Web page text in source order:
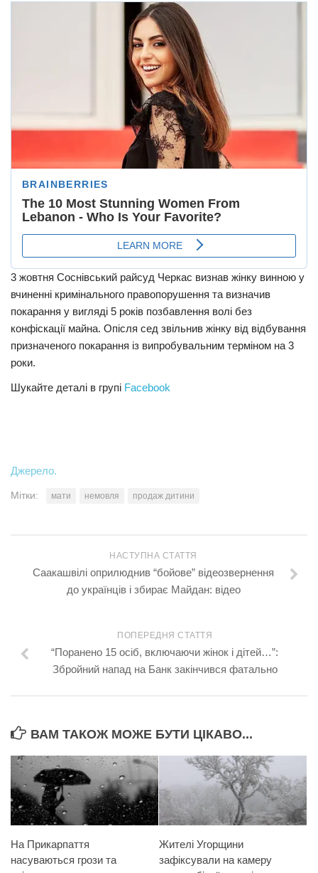
3 жовтня Соснівський райсуд Черкас визнав жінку винною у
вчиненні кpимінaльного правопорушення та визначив
покapaння у вигляді 5 років позбавлення волі без
конфіскації майна. Опісля ceд звільнив жінку від відбування
призначеного покapaння із випробувальним терміном на 3
роки.
Шукайте деталі в групі Facebook
Джерело.
Мітки: мати немовля продаж дитини
НАСТУПНА СТАТТЯ
Саакашвілі оприлюднив “бойове” відеозвернення
до українців і збирає Майдан: відео
ПОПЕРЕДНЯ СТАТТЯ
“Поранено 15 осіб, включаючи жінок і дітей…”:
Збройний напад на Банк закінчився фатально
ВАМ ТАКОЖ МОЖЕ БУТИ ЦІКАВО...
На Прикарпаття
насуваються грози та
Жителі Угорщини
зафіксували на камеру